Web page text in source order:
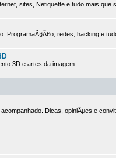
sites, Netiquette e tudo mais que
ProgramaÃ§Ã£o, redes, hacking e
3D e artes da imagem
Dicas, opiniÃµes e